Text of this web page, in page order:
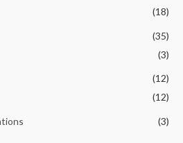
(18)
(35)
(3)
(12)
(12)
(3)